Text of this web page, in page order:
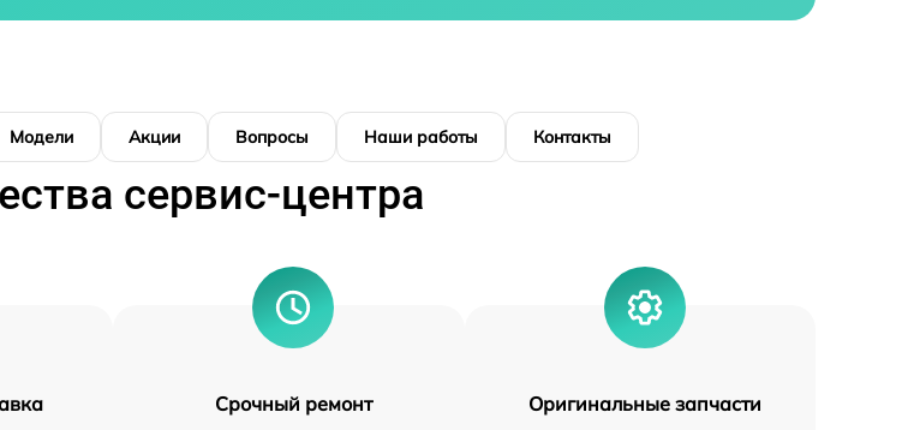
Модели Акции Вопросы Наши работы Контакты
сервис-центра
Срочный ремонт Оригинальные запчасти